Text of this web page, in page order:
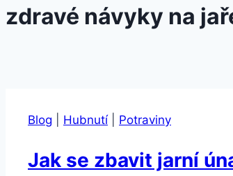
zdravé návyky na
Blog Hubnutí| Potraviny
Jak se zbavit jarní